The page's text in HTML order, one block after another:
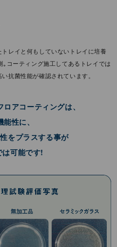
レイと何もしていないトレイに培養
コーティング施⼯してあるトレイでは
抗菌性能が確認されています。
アコーティングは、
性に、
をプラスする事が
は可能です!